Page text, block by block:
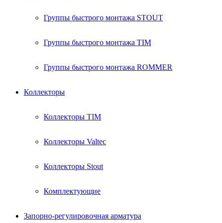
Группы быстрого монтажа STOUT
Группы быстрого монтажа TIM
Группы быстрого монтажа ROMMER
Коллекторы
Коллекторы TIM
Коллекторы Valtec
Коллекторы Stout
Комплектующие
Запорно-регулировочная арматура